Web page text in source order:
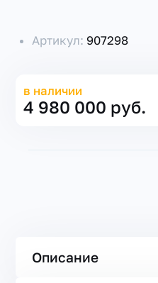
Артикул: 907298
в наличии
4 980 000 руб.
Описание